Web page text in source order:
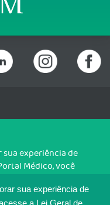
sua experiência de
DF - CEP: 70200-760 -
experiência de
Médico, você
isso é feito, acesse